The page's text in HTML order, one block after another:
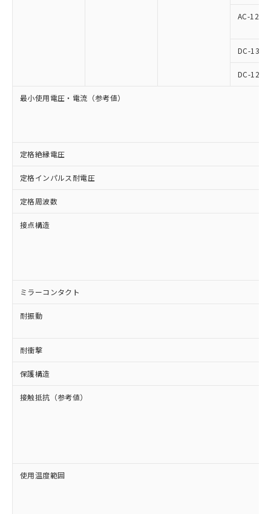
AC-12
DC-13
DC-12
最小使用電圧・電流（参考値）
定格絶縁電圧
定格インパルス耐電圧
定格周波数
接点構造
ミラーコンタクト
耐振動
耐衝撃
保護構造
接触抵抗（参考値）
使用温度範囲